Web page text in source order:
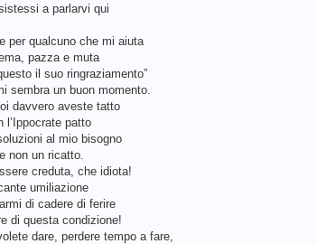
a parlarvi qui
per qualcuno che mi aiuta
pazza e muta
il suo ringraziamento”
sembra un buon momento.
davvero aveste tatto
l’Ippocrate patto
al mio bisogno
non un ricatto.
creduta, che idiota!
umiliazione
di cadere di ferire
di questa condizione!
dare, perdere tempo a fare,